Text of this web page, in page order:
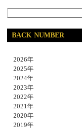
BACK NUMBER
2026年
2025年
2024年
2023年
2022年
2021年
2020年
2019年